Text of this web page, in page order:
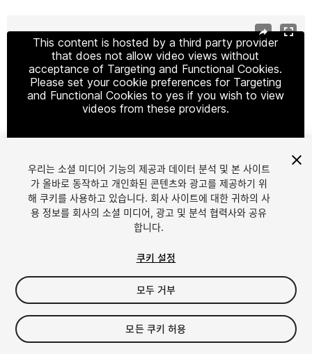
This content is hosted by a third party provider
that does not allow video views without
acceptance of Targeting and Functional Cookies.
Please set your cookie preferences for Targeting
and Functional Cookies to yes if you wish to view
videos from these providers.
Cookie Settings
1/ 7
$9.99
세금/부가세는 결제 시 반영됩니다.
우리는 소셜 미디어 기능의 제공과 데이터 분석 및 본 사이트
가 올바로 동작하고 개인화된 콘텐츠와 광고를 제공하기 위
해 쿠키를 사용하고 있습니다. 회사 사이트에 대한 귀하의 사
용 정보를 회사의 소셜 미디어, 광고 및 분석 협력사와 공유
합니다.
쿠키 설정
모두 거부
모든 쿠키 허용